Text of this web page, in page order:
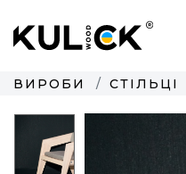
ВИРОБИ СТІЛЬЦІ